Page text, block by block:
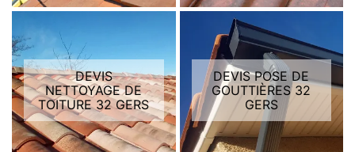
DEVIS
NETTOYAGE DE
TOITURE 32 GERS
DEVIS POSE DE
GOUTTIÈRES 32
GERS